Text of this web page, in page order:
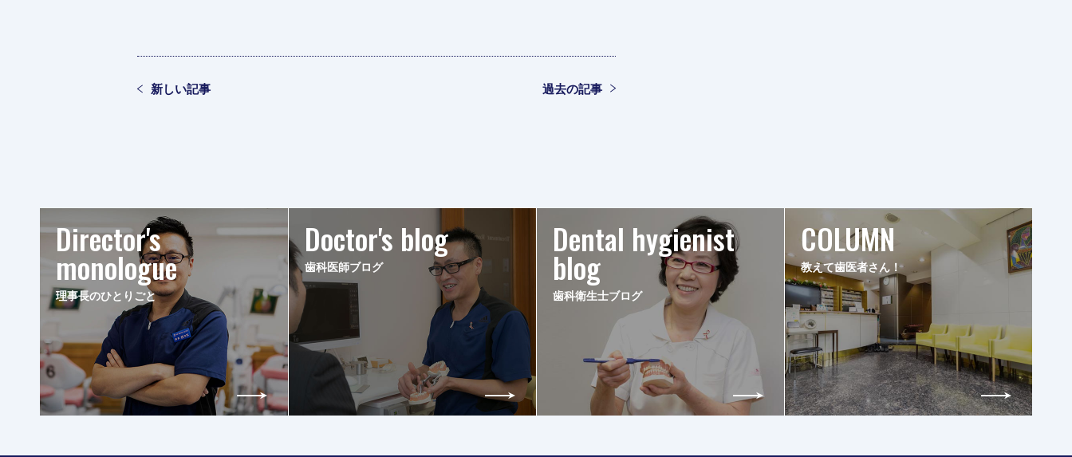
新しい記事 過去の記事
Director's
monologue
理事長のひとりごと
Doctor's blog
歯科医師ブログ
Dental hygienist
blog
歯科衛生士ブログ
COLUMN
教えて歯医者さん！